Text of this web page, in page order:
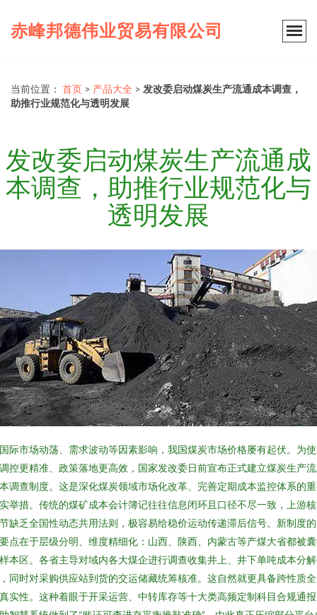
赤峰邦德伟业贸易有限公司
当前位置： 首页 > 产品大全 > 发改委启动煤炭生产流通成本调查，
助推行业规范化与透明发展
发改委启动煤炭生产流通成
本调查，助推行业规范化与
透明发展
际市场动荡、需求波动等因素影响，我国煤炭市场价格屡有起伏。为
控更精准、政策落地更高效，国家发改委日前宣布正式建立煤炭生产
调查制度。这是深化煤炭领域市场化改革、完善定期成本监控体系的
举措。传统的煤矿成本会计簿记往往信息闭环且口径不尽一致，上游
缺乏全国性动态共用法则，极容易给稳价运动传递滞后信号。新制度
点在于层级分明、维度精细化：山西、陕西、内蒙古等产煤大省都被
本区。各省主导对域内各大煤企进行调查收集井上、井下单吨成本分
同时对采购供应站到货的交运储藏统筹核准。这自然就更具备跨性质
实性。这种着眼于开采运营、中转库存等十大类高频定制科目合规通